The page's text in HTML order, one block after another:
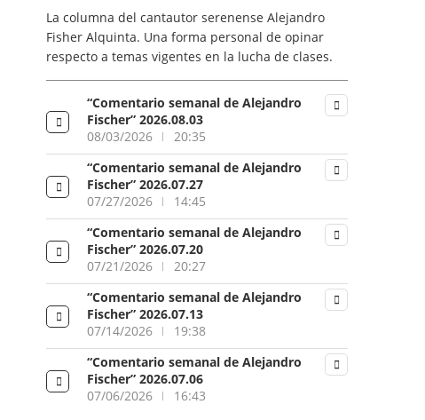
La columna del cantautor serenense Alejandro
Fisher Alquinta. Una forma personal de opinar
respecto a temas vigentes en la lucha de clases.
“Comentario semanal de Alejandro
Fischer” 2026.08.03
08/03/2026
20:35
“Comentario semanal de Alejandro
Fischer” 2026.07.27
07/27/2026
14:45
“Comentario semanal de Alejandro
Fischer” 2026.07.20
07/21/2026
20:27
“Comentario semanal de Alejandro
Fischer” 2026.07.13
07/14/2026
19:38
“Comentario semanal de Alejandro
Fischer” 2026.07.06
07/06/2026
16:43